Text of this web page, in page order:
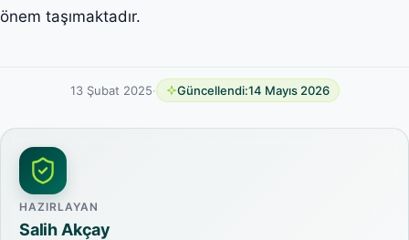
önem taşımaktadır.
13 Şubat 2025· Güncellendi:14 Mayıs 2026
HAZIRLAYAN
Salih Akçay